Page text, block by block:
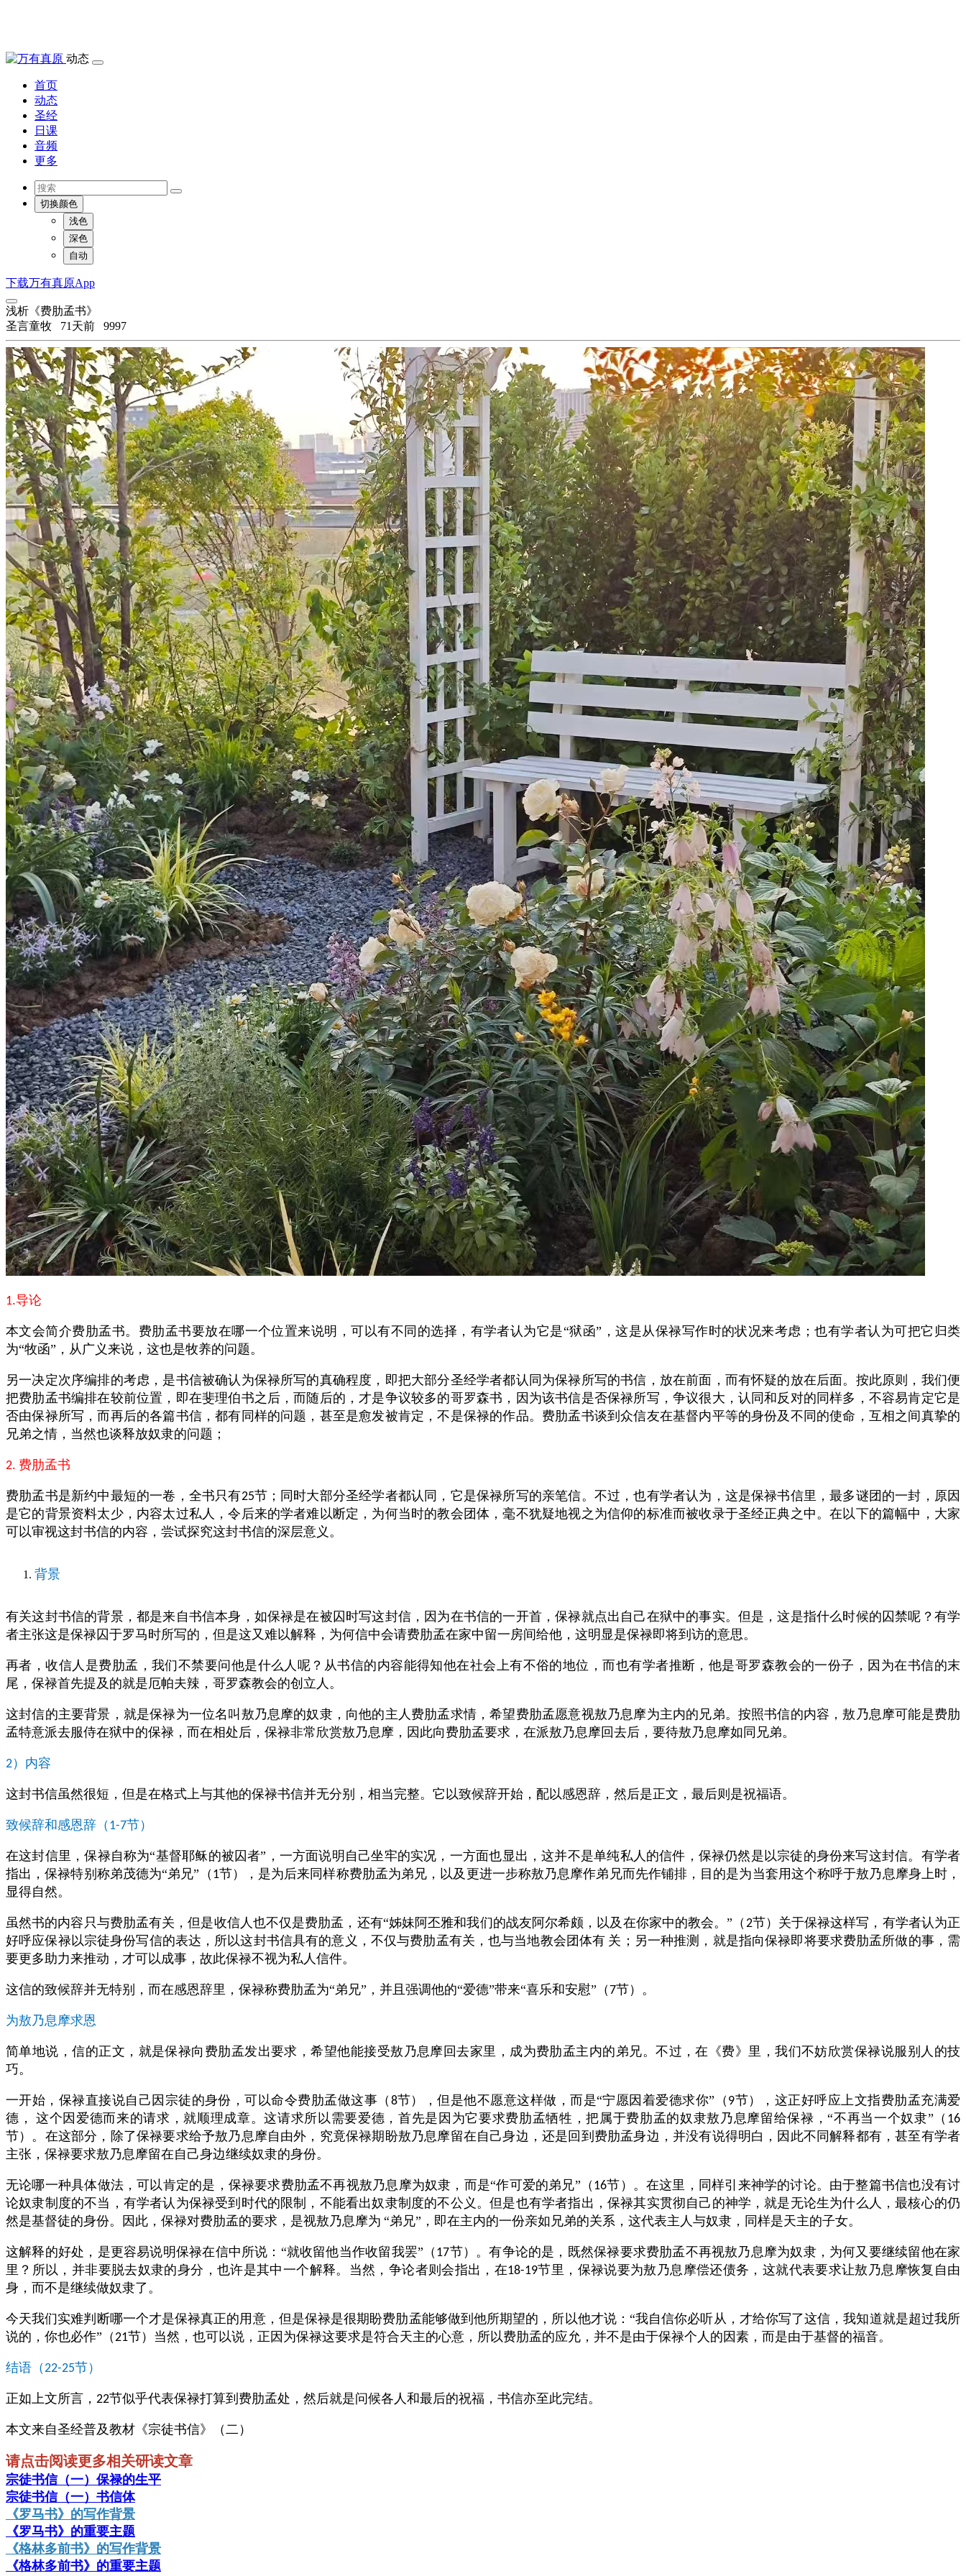
动态
首页
动态
圣经
日课
音频
更多
切换颜色
浅色
深色
自动
下载万有真原App
浅析《费肋孟书》
圣言童牧 71天前 9997
1.导论
本文会简介费肋孟书。费肋孟书要放在哪一个位置来说明，可以有不同的选择，有学者认为它是“狱函”，这是从保禄写作时的状况来考虑；也有学者认为可把它归类
为“牧函”，从广义来说，这也是牧养的问题。
另一决定次序编排的考虑，是书信被确认为保禄所写的真确程度，即把大部分圣经学者都认同为保禄所写的书信，放在前面，而有怀疑的放在后面。按此原则，我们便
把费肋孟书编排在较前位置，即在斐理伯书之后，而随后的，才是争议较多的哥罗森书，因为该书信是否保禄所写，争议很大，认同和反对的同样多，不容易肯定它是
否由保禄所写，而再后的各篇书信，都有同样的问题，甚至是愈发被肯定，不是保禄的作品。费肋孟书谈到众信友在基督内平等的身份及不同的使命，互相之间真挚的
兄弟之情，当然也谈释放奴隶的问题；
2. 费肋孟书
费肋孟书是新约中最短的一卷，全书只有25节；同时大部分圣经学者都认同，它是保禄所写的亲笔信。不过，也有学者认为，这是保禄书信里，最多谜团的一封，原因
是它的背景资料太少，内容太过私人，令后来的学者难以断定，为何当时的教会团体，毫不犹疑地视之为信仰的标准而被收录于圣经正典之中。在以下的篇幅中，大家
可以审视这封书信的内容，尝试探究这封书信的深层意义。
背景
有关这封书信的背景，都是来自书信本身，如保禄是在被囚时写这封信，因为在书信的一开首，保禄就点出自己在狱中的事实。但是，这是指什么时候的囚禁呢？有学
者主张这是保禄囚于罗马时所写的，但是这又难以解释，为何信中会请费肋孟在家中留一房间给他，这明显是保禄即将到访的意思。
再者，收信人是费肋孟，我们不禁要问他是什么人呢？从书信的内容能得知他在社会上有不俗的地位，而也有学者推断，他是哥罗森教会的一份子，因为在书信的末
尾，保禄首先提及的就是厄帕夫辣，哥罗森教会的创立人。
这封信的主要背景，就是保禄为一位名叫敖乃息摩的奴隶，向他的主人费肋孟求情，希望费肋孟愿意视敖乃息摩为主内的兄弟。按照书信的内容，敖乃息摩可能是费肋
孟特意派去服侍在狱中的保禄，而在相处后，保禄非常欣赏敖乃息摩，因此向费肋孟要求，在派敖乃息摩回去后，要待敖乃息摩如同兄弟。
2）内容
这封书信虽然很短，但是在格式上与其他的保禄书信并无分别，相当完整。它以致候辞开始，配以感恩辞，然后是正文，最后则是祝福语。
致候辞和感恩辞（ 1-7节）
在这封信里，保禄自称为“基督耶稣的被囚者”，一方面说明自己坐牢的实况，一方面也显出，这并不是单纯私人的信件，保禄仍然是以宗徒的身份来写这封信。有学者
指出，保禄特别称弟茂德为“弟兄”（ 1节），是为后来同样称费肋孟为弟兄，以及更进一步称敖乃息摩作弟兄而先作铺排，目的是为当套用这个称呼于敖乃息摩身上时，
显得自然。
虽然书的内容只与费肋孟有关，但是收信人也不仅是费肋孟，还有“姊妹阿丕雅和我们的战友阿尔希颇，以及在你家中的教会。”（ 2节）关于保禄这样写，有学者认为正
好呼应保禄以宗徒身份写信的表达，所以这封书信具有的意义，不仅与费肋孟有关，也与当地教会团体有 关；另一种推测，就是指向保禄即将要求费肋孟所做的事，需
要更多助力来推动，才可以成事，故此保禄不视为私人信件。
这信的致候辞并无特别，而在感恩辞里，保禄称费肋孟为“弟兄”，并且强调他的“爱德”带来“喜乐和安慰”（7节）。
为敖乃息摩求恩
简单地说，信的正文，就是保禄向费肋孟发出要求，希望他能接受敖乃息摩回去家里，成为费肋孟主内的弟兄。不过，在《费》里，我们不妨欣赏保禄说服别人的技
巧。
一开始，保禄直接说自己因宗徒的身份，可以命令费肋孟做这事（ 8节），但是他不愿意这样做，而是“宁愿因着爱德求你”（ 9节），这正好呼应上文指费肋孟充满爱
德，
这个因爱德而来的请求，就顺理成章。这请求所以需要爱德，首先是因为它要求费肋孟牺牲，把属于费肋孟的奴隶敖乃息摩留给保禄，“不再当一个奴隶”（ 16
节）。在这部分，除了保禄要求给予敖乃息摩自由外，究竟保禄期盼敖乃息摩留在自己身边，还是回到费肋孟身边，并没有说得明白，因此不同解释都有，甚至有学者
主张，保禄要求敖乃息摩留在自己身边继续奴隶的身份。
无论哪一种具体做法，可以肯定的是，保禄要求费肋孟不再视敖乃息摩为奴隶，而是“作可爱的弟兄”（ 16节）。在这里，同样引来神学的讨论。由于整篇书信也没有讨
论奴隶制度的不当，有学者认为保禄受到时代的限制，不能看出奴隶制度的不公义。但是也有学者指出，保禄其实贯彻自己的神学，就是无论生为什么人，最核心的仍
然是基督徒的身份。因此，保禄对费肋孟的要求，是视敖乃息摩为 “弟兄”，即在主内的一份亲如兄弟的关系，这代表主人与奴隶，同样是天主的子女。
这解释的好处，是更容易说明保禄在信中所说：“就收留他当作收留我罢”（ 17节）。有争论的是，既然保禄要求费肋孟不再视敖乃息摩为奴隶，为何又要继续留他在家
里？所以，并非要脱去奴隶的身分，也许是其中一个解释。当然，争论者则会指出，在18-19节里，保禄说要为敖乃息摩偿还债务，这就代表要求让敖乃息摩恢复自由
身，而不是继续做奴隶了。
今天我们实难判断哪一个才是保禄真正的用意，但是保禄是很期盼费肋孟能够做到他所期望的，所以他才说：“我自信你必听从，才给你写了这信，我知道就是超过我所
说的，你也必作”（21节）当然，也可以说，正因为保禄这要求是符合天主的心意，所以费肋孟的应允，并不是由于保禄个人的因素，而是由于基督的福音。
结语（22-25节）
正如上文所言， 22节似乎代表保禄打算到费肋孟处，然后就是问候各人和最后的祝福，书信亦至此完结。
本文来自圣经普及教材《宗徒书信》（二）
请点击阅读更多相关研读文章
宗徒书信（一）保禄的生平
宗徒书信（一）书信体
《罗马书》的写作背景
《罗马书》的重要主题
《格林多前书》的写作背景
《格林多前书》的重要主题